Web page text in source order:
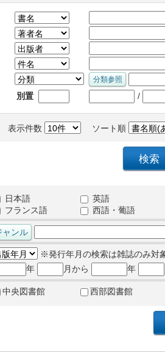
別置 /
表示件数 ソート順
日本語
英語
フランス語
西語・葡語
※発行年月の検索は雑誌のみ対
年
月から 年
中央図書館 西部図書館